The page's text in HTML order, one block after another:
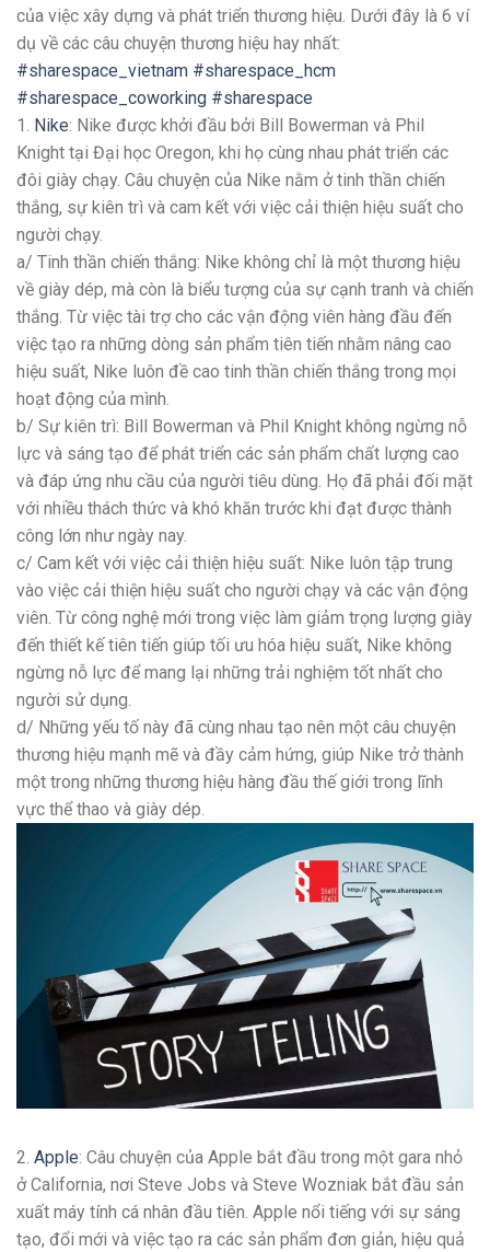
của việc xây dựng và phát triển thương hiệu. Dưới đây là 6 ví
dụ về các câu chuyện thương hiệu hay nhất:
#sharespace_vietnam #sharespace_hcm
#sharespace_coworking #sharespace
1. Nike: Nike được khởi đầu bởi Bill Bowerman và Phil
Knight tại Đại học Oregon, khi họ cùng nhau phát triển các
đôi giày chạy. Câu chuyện của Nike nằm ở tinh thần chiến
thắng, sự kiên trì và cam kết với việc cải thiện hiệu suất cho
người chạy.
a/ Tinh thần chiến thắng: Nike không chỉ là một thương hiệu
về giày dép, mà còn là biểu tượng của sự cạnh tranh và chiến
thắng. Từ việc tài trợ cho các vận động viên hàng đầu đến
việc tạo ra những dòng sản phẩm tiên tiến nhằm nâng cao
hiệu suất, Nike luôn đề cao tinh thần chiến thắng trong mọi
hoạt động của mình.
b/ Sự kiên trì: Bill Bowerman và Phil Knight không ngừng nỗ
lực và sáng tạo để phát triển các sản phẩm chất lượng cao
và đáp ứng nhu cầu của người tiêu dùng. Họ đã phải đối mặt
với nhiều thách thức và khó khăn trước khi đạt được thành
công lớn như ngày nay.
c/ Cam kết với việc cải thiện hiệu suất: Nike luôn tập trung
vào việc cải thiện hiệu suất cho người chạy và các vận động
viên. Từ công nghệ mới trong việc làm giảm trọng lượng giày
đến thiết kế tiên tiến giúp tối ưu hóa hiệu suất, Nike không
ngừng nỗ lực để mang lại những trải nghiệm tốt nhất cho
người sử dụng.
d/ Những yếu tố này đã cùng nhau tạo nên một câu chuyện
thương hiệu mạnh mẽ và đầy cảm hứng, giúp Nike trở thành
một trong những thương hiệu hàng đầu thế giới trong lĩnh
vực thể thao và giày dép.
2. Apple: Câu chuyện của Apple bắt đầu trong một gara nhỏ
ở California, nơi Steve Jobs và Steve Wozniak bắt đầu sản
xuất máy tính cá nhân đầu tiên. Apple nổi tiếng với sự sáng
tạo, đổi mới và việc tạo ra các sản phẩm đơn giản, hiệu quả